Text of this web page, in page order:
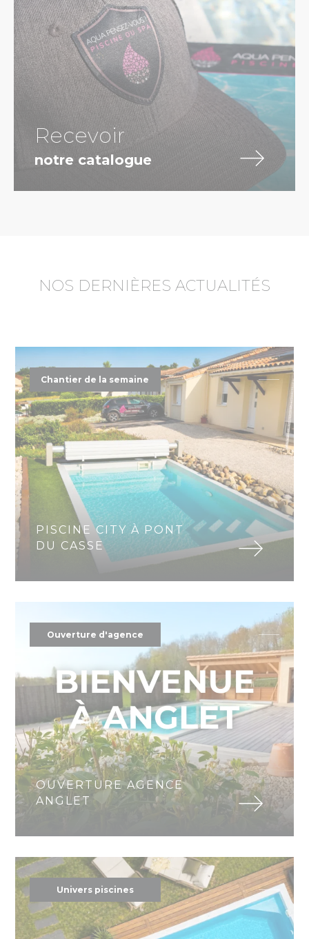
Recevoir
notre catalogue
NOS DERNIÈRES ACTUALITÉS
Chantier de la semaine
PISCINE CITY À PONT
DU CASSE
Ouverture d'agence
OUVERTURE AGENCE
ANGLET
Univers piscines